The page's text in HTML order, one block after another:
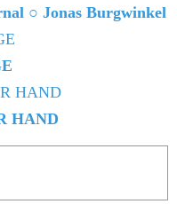
○ Jonas Burgwinkel
HAND